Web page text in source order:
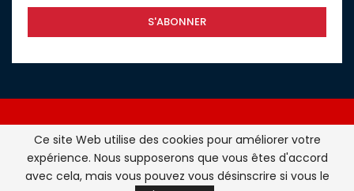
Atlasinfo.fr : l'essentiel de l'actualité de la France et du
Maghreb © Tous Droits Réservés - Atlasinfo- 2026
Ce site Web utilise des cookies pour améliorer votre
expérience. Nous supposerons que vous êtes d'accord
avec cela, mais vous pouvez vous désinscrire si vous le